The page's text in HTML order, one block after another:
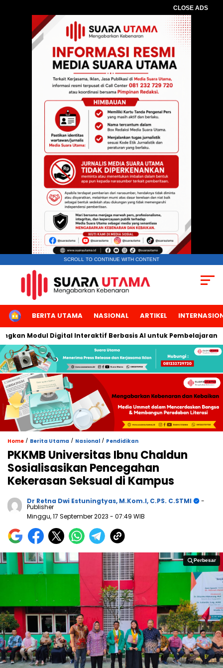
CLOSE ADS
SCROLL TO CONTINUE WITH CONTENT
HOMEBERITA UTAMA NASIONAL ARTIKEL
Modul Digital Interaktif Berbasis AI untuk Pembelajaran
Home / Berita Utama / Nasional / Pendidikan
PKKMB Universitas Ibnu Chaldun
Sosialisasikan Pencegahan
Kekerasan Seksual di Kampus
Dr Retna Dwi Estuningtyas, M.Kom.I, C.PS. C.STMI -
Publisher
Minggu, 17 September 2023 - 07:49 WIB
Perbesar
Perbesar